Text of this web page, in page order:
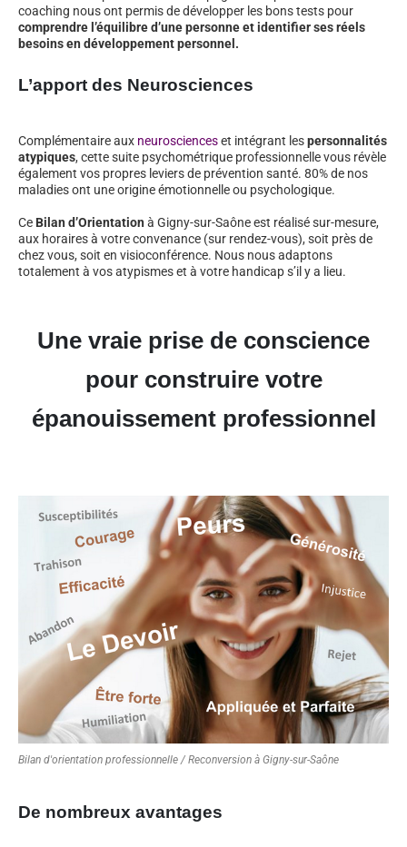
coaching nous ont permis de développer les bons tests pour
comprendre l’équilibre d’une personne et identifier ses réels
besoins en développement personnel.
L’apport des Neurosciences
Complémentaire aux neuroscienceset intégrant lespersonnalités
atypiques, cette suite psychométrique professionnelle vous révèle
également vos propres leviers de prévention santé. 80% de nos
maladies ont une origine émotionnelle ou psychologique.
Ce Bilan d’Orientation à Gigny-sur-Saône est réalisé sur-mesure,
aux horaires à votre convenance (sur rendez-vous), soit près de
chez vous, soit en visioconférence. Nous nous adaptons
totalement à vos atypismes et à votre handicap s’il y a lieu.
Une vraie prise de conscience
pour construire votre
épanouissement professionnel
Bilan d'orientation professionnelle / Reconversion à Gigny-sur-Saône
De nombreux avantages